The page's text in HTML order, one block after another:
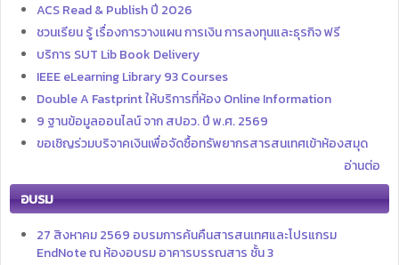
ACS Read & Publish ปี 2026
ชวนเรียน รู้ เรื่องการวางแผน การเงิน การลงทุนและธุรกิจ ฟรี
บริการ SUT Lib Book Delivery
IEEE eLearning Library 93 Courses
Double A Fastprint ให้บริการที่ห้อง Online Information
9 ฐานข้อมูลออนไลน์ จาก สปอว. ปี พ.ศ. 2569
ขอเชิญร่วมบริจาคเงินเพื่อจัดซื้อทรัพยากรสารสนเทศเข้าห้องสมุด
อ่านต่อ
อบรม
27 สิงหาคม 2569 อบรมการค้นคืนสารสนเทศและโปรแกรม
EndNote ณ ห้องอบรม อาคารบรรณสาร ชั้น 3